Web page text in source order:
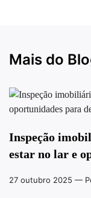
Mais do
Inspeção
estar no lar e
27 outubro 2025 —